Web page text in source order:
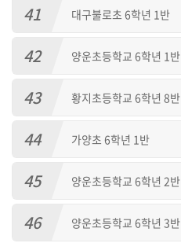
41 대구불로초 6학년 1반
42 양운초등학교 6학년 1반
43 황지초등학교 6학년 8반
44 가양초 6학년 1반
45 양운초등학교 6학년 2반
46 양운초등학교 6학년 3반